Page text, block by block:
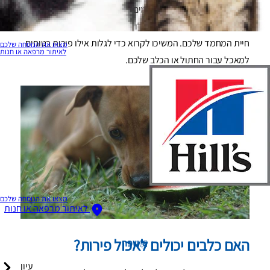
מצאו את הנוסחה שלכם
לאיתור מרפאה או חנות
מצאו את הנוסחה שלכם
לאיתור מרפאה או חנות
שפה
עיון
הפרוותי שלכם בפינוקים הטעימים האלה, תשמחו לדעת שיש מגוון
רחב של פירות שאתם יכולים לכלול בבטחה בשגרת החטיפים של
חיית המחמד שלכם. המשיכו לקרוא כדי לגלות אילו פירות בטוחים
למאכל עבור החתול או הכלב שלכם.
האם כלבים יכולים לאכול פירות?